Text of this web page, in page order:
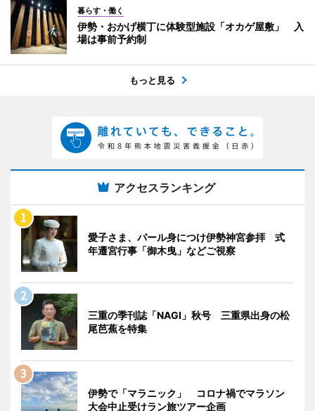
暮らす・働く
伊勢・おかげ横丁に体験型施設「オカゲ屋敷」 入
場は事前予約制
もっと見る
アクセスランキング
愛子さま、パール身につけ伊勢神宮参拝 式
年遷宮行事「御木曳」などご視察
三重の季刊誌「NAGI」秋号 三重県出身の松
尾芭蕉を特集
伊勢で「マラニック」 コロナ禍でマラソン
大会中止受けラン旅ツアー企画